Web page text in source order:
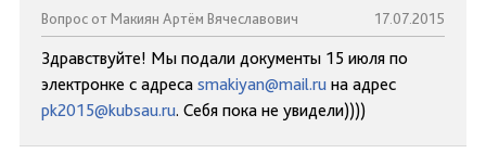
Вопрос от Макиян Артём Вячеславович 17.07.2015
Здравствуйте! Мы подали документы 15 июля по
электронке с адреса smakiyan@mail.ru на адрес
pk2015@kubsau.ru. Себя пока не увидели))))